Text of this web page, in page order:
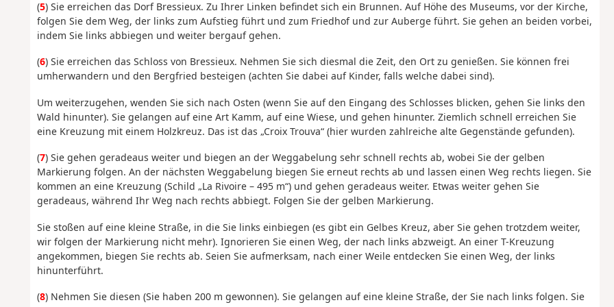
(5) Sie erreichen das Dorf Bressieux. Zu Ihrer Linken befindet sich ein Brunnen. Auf Höhe des Museums, vor der Kirche,
folgen Sie dem Weg, der links zum Aufstieg führt und zum Friedhof und zur Auberge führt. Sie gehen an beiden vorbei,
indem Sie links abbiegen und weiter bergauf gehen.
(6) Sie erreichen das Schloss von Bressieux. Nehmen Sie sich diesmal die Zeit, den Ort zu genießen. Sie können frei
umherwandern und den Bergfried besteigen (achten Sie dabei auf Kinder, falls welche dabei sind).
Um weiterzugehen, wenden Sie sich nach Osten (wenn Sie auf den Eingang des Schlosses blicken, gehen Sie links den
Wald hinunter). Sie gelangen auf eine Art Kamm, auf eine Wiese, und gehen hinunter. Ziemlich schnell erreichen Sie
eine Kreuzung mit einem Holzkreuz. Das ist das „Croix Trouva“ (hier wurden zahlreiche alte Gegenstände gefunden).
(7) Sie gehen geradeaus weiter und biegen an der Weggabelung sehr schnell rechts ab, wobei Sie der gelben
Markierung folgen. An der nächsten Weggabelung biegen Sie erneut rechts ab und lassen einen Weg rechts liegen. Sie
kommen an eine Kreuzung (Schild „La Rivoire – 495 m“) und gehen geradeaus weiter. Etwas weiter gehen Sie
geradeaus, während Ihr Weg nach rechts abbiegt. Folgen Sie der gelben Markierung.
Sie stoßen auf eine kleine Straße, in die Sie links einbiegen (es gibt ein Gelbes Kreuz, aber Sie gehen trotzdem weiter,
wir folgen der Markierung nicht mehr). Ignorieren Sie einen Weg, der nach links abzweigt. An einer T-Kreuzung
angekommen, biegen Sie rechts ab. Seien Sie aufmerksam, nach einer Weile entdecken Sie einen Weg, der links
hinunterführt.
(8) Nehmen Sie diesen (Sie haben 200 m gewonnen). Sie gelangen auf eine kleine Straße, der Sie nach links folgen. Sie